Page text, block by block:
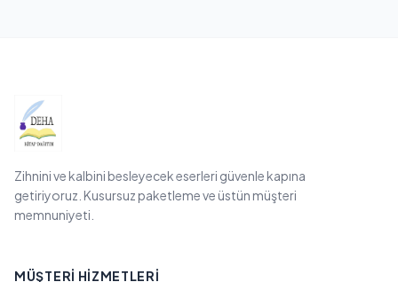
Zihnini ve kalbini besleyecek eserleri güvenle kapına
getiriyoruz. Kusursuz paketleme ve üstün müşteri
memnuniyeti.
MÜŞTERI HIZMETLERI